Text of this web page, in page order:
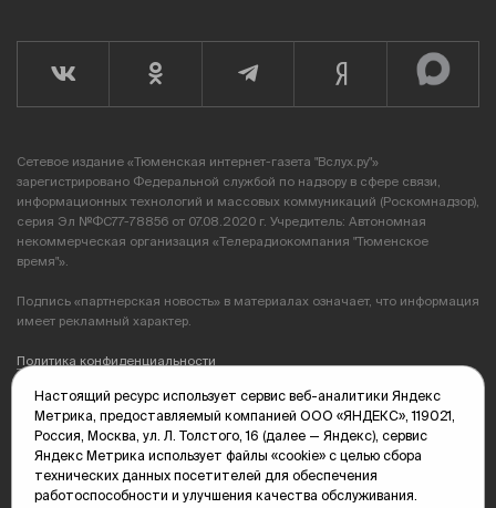
Сетевое издание «Тюменская интернет-газета "Вслух.ру"»
зарегистрировано Федеральной службой по надзору в сфере связи,
информационных технологий и массовых коммуникаций (Роскомнадзор),
серия Эл №ФС77-78856 от 07.08.2020 г. Учредитель: Автономная
некоммерческая организация «Телерадиокомпания "Тюменское
время"».
Подпись «партнерская новость» в материалах означает, что информация
имеет рекламный характер.
Политика конфиденциальности
Редакция: 625035, Тюмень, пр. Геологоразведчиков, 28А
(3452) 68-89-05
edit@vsluh.ru
Главный редактор: Панкина Т.Ю.
kika@vsluh.ru
Настоящий ресурс использует сервис веб-аналитики Яндекс
Метрика, предоставляемый компанией ООО «ЯНДЕКС», 119021,
Россия, Москва, ул. Л. Толстого, 16 (далее — Яндекс), сервис
Яндекс Метрика использует файлы «cookie» с целью сбора
технических данных посетителей для обеспечения
работоспособности и улучшения качества обслуживания.